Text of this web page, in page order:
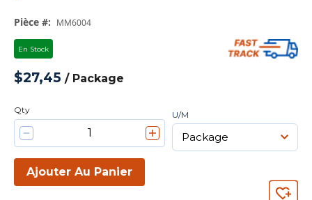
Pièce #: MM6004
En Stock
$27,45 / Package
Qty U/M
Ajouter Au Panier